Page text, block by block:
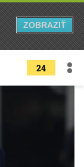
24
ZOBRAZIŤ